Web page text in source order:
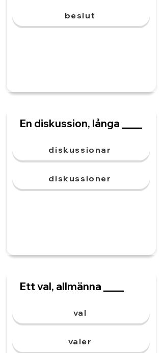
beslut
En diskussion, långa ____
diskussionar
diskussioner
Ett val, allmänna ____
val
valer